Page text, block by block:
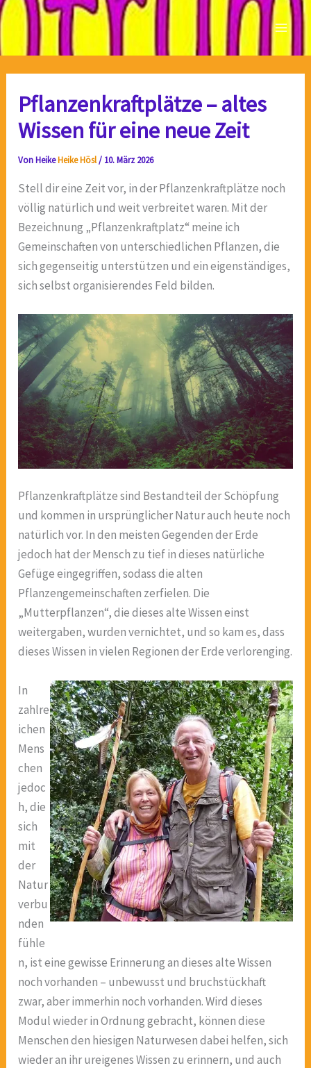
Zum
Inhalt
springen
Pflanzenkraftplätze – altes
Wissen für eine neue Zeit
Von HeikeHeike Hösl/ 10. März 2026
Stell dir eine Zeit vor, in der Pflanzenkraftplätze noch
völlig natürlich und weit verbreitet waren. Mit der
Bezeichnung „Pflanzenkraftplatz“ meine ich
Gemeinschaften von unterschiedlichen Pflanzen, die
sich gegenseitig unterstützen und ein eigenständiges,
sich selbst organisierendes Feld bilden.
Pflanzenkraftplätze sind Bestandteil der Schöpfung
und kommen in ursprünglicher Natur auch heute noch
natürlich vor. In den meisten Gegenden der Erde
jedoch hat der Mensch zu tief in dieses natürliche
Gefüge eingegriffen, sodass die alten
Pflanzengemeinschaften zerfielen. Die
„Mutterpflanzen“, die dieses alte Wissen einst
weitergaben, wurden vernichtet, und so kam es, dass
dieses Wissen in vielen Regionen der Erde verlorenging.
In
zahlre
ichen
Mens
chen
jedoc
h, die
sich
mit
der
Natur
verbu
nden
fühle
n, ist eine gewisse Erinnerung an dieses alte Wissen
noch vorhanden – unbewusst und bruchstückhaft
zwar, aber immerhin noch vorhanden. Wird dieses
Modul wieder in Ordnung gebracht, können diese
Menschen den hiesigen Naturwesen dabei helfen, sich
wieder an ihr ureigenes Wissen zu erinnern, und auch